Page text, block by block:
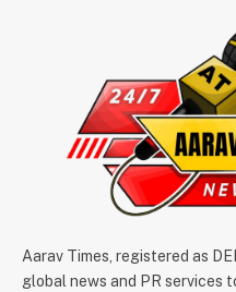
Aarav Times, registered as
global news and PR services